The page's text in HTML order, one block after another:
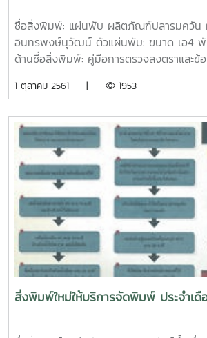
พิมพ์: ตุลาคม 2561 จำนวนหน้า: 254 หน้า
ปกอาร์ตมัน 260 แกรม พิมพ์ 4 สี เคลือบมั
แกรม พิมพ์ 1 สี เข้าเล่มไสกาวชื่อสิ่งพิมพ์:
ผู้จัดทำ: ศูนย์กล้วยไม้ ไม้ดอกไม้ประดับ ตัวแ
ชื่อสิ่งพิมพ์: แผ่นพับ ผลิตภัณฑ์ปลารมควัน
อินทรพงษ์นุวัฒน์ ตัวแผ่นพับ: ขนาด เอ4
ด้านชื่อสิ่งพิมพ์: คู่มือการตรวจลงตราและข้
ชาติที่มาศึกษา แลกเปลี่ยน หรือปฏิบัติงาน ณ
หน้า ตัวเล่ม: ขนาด เอ5 ปกอาร์ตมัน 260
เคลือบมัน เนื้อใน ปอนด์ 70 แกรม พิมพ์ 4
ชื่อสิ่งพิมพ์: หนังสืองานแสดงมุทิตาจิตแด่ผู้
ประจำปีงบประมาณ 2561 คณะผลิตกรรมก
คณะผลิตกรรมการเกษตร มหาวิทยาลัยแม่
หน้า ตัวเล่ม: ขนาด เอ5 ปกอาร์ตมัน 210
เคลือบมัน เนื้อใน ปอนด์ 70 แกรม พิมพ์ 4
ชื่อสิ่งพิมพ์: หนังสือ งานแสดงมุทิตาจิตผู้เ
มหาวิทยาลัยแม่โจ้ ประจำปี 2561 ผู้จัดทำ: ก
สำนักงานอธิการบดี จำนวนหน้า: 104 หน้า
ปกอาร์ตมัน 260 แกรม พิมพ์ 4 สี เคลือบ
แกรม พิมพ์ 4 สี/ 1 สี เข้าเล่มไสกาวชื่อสิ่ง
1 ตุลาคม 2561 | 1953
สิ่งพิมพ์ใหม่ให้บริการจัดพิมพ์ ประจำเดื